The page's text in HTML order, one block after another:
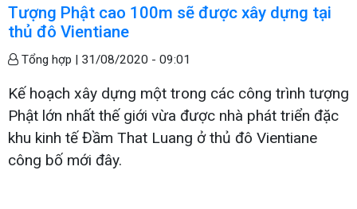
Tượng Phật cao 100m sẽ được xây dựng tại
thủ đô Vientiane
Tổng hợp | 31/08/2020 - 09:01
Kế hoạch xây dựng một trong các công trình tượng
Phật lớn nhất thế giới vừa được nhà phát triển đặc
khu kinh tế Đầm That Luang ở thủ đô Vientiane
công bố mới đây.